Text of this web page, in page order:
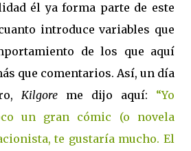
él ya forma parte de este
introduce variables que
de los que aquí
que comentarios. Así, un día
Kilgore me dijo aquí: “Yo
un gran cómic (o novela
te gustaría mucho. El